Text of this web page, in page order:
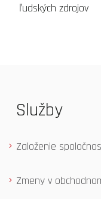
ľudských zdrojov
Služby
Založenie
Zmeny v